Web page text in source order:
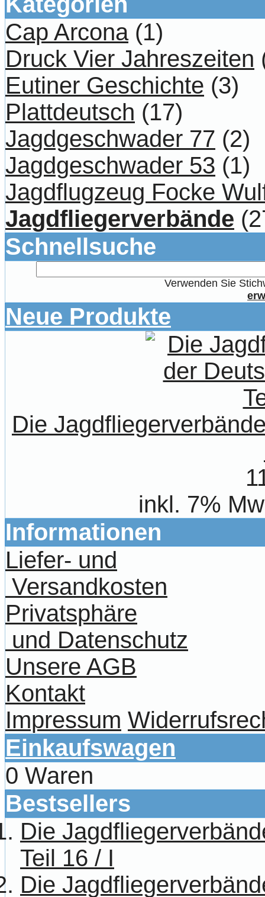
Cap Arcona(1)
Druck Vier Jahreszeiten
Eutiner Geschichte (3)
Plattdeutsch (17)
Jagdgeschwader 77 (2)
Jagdgeschwader 53 (1)
Jagdflugzeug Focke
Jagdfliegerverbände
Schnellsuche
Verwenden Sie
Neue Produkte
Die
inkl. 7%
Informationen
Liefer- und
Versandkosten
Privatsphäre
und Datenschutz
Unsere AGB
Kontakt
Impressum
Einkaufswagen
0 Waren
Bestsellers
Die
Teil 16 / I
Die